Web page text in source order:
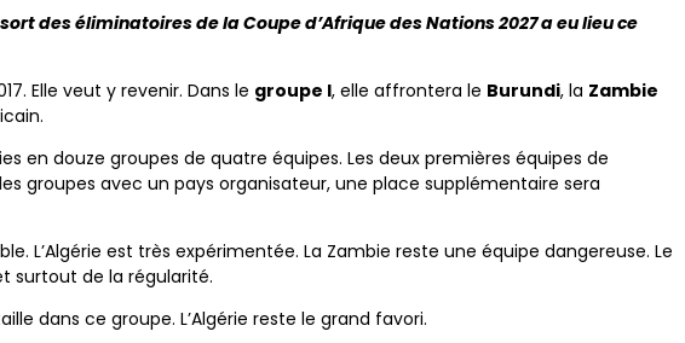
des éliminatoires de la Coupe d’Afrique des Nations 2027 a eu lieu ce
Elle veut y revenir. Dans le groupe I, elle affrontera le Burundi, la Zambie
en douze groupes de quatre équipes. Les deux premières équipes de
groupes avec un pays organisateur, une place supplémentaire sera
L’Algérie est très expérimentée. La Zambie reste une équipe dangereuse. Le
surtout de la régularité.
dans ce groupe. L’Algérie reste le grand favori.